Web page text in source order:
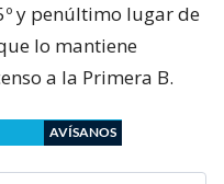
y penúltimo lugar de
lo mantiene
a la Primera B.
AVÍSANOS